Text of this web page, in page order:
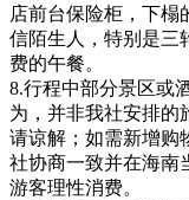
店前台保险柜，下榻
信陌生人，特别是三
费的午餐。
8.行程中部分景区或
为，并非我社安排的
请谅解；如需新增购
社协商一致并在海南
游客理性消费。